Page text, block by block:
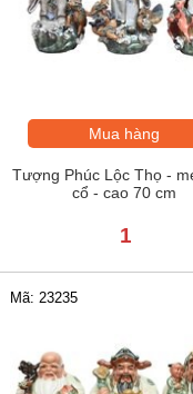
Mua hàng
Tượng Phúc Lộc Thọ -
cổ - cao 70 cm
1
Mã: 23235